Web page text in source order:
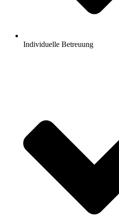
Individuelle Betreuung